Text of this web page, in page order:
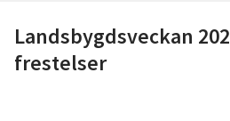
Landsbygdsveckan
frestelser